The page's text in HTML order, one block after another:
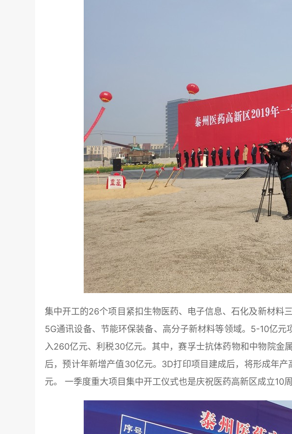
集中开工的26个项目紧扣生物医药、电子信息、石化及新材料
5G通讯设备、节能环保装备、高分子新材料等领域。5-10亿
入260亿元、利税30亿元。其中，赛孚士抗体药物和中物院金
后，预计年新增产值30亿元。3D打印项目建成后，将形成年
元。 一季度重大项目集中开工仪式也是庆祝医药高新区成立10